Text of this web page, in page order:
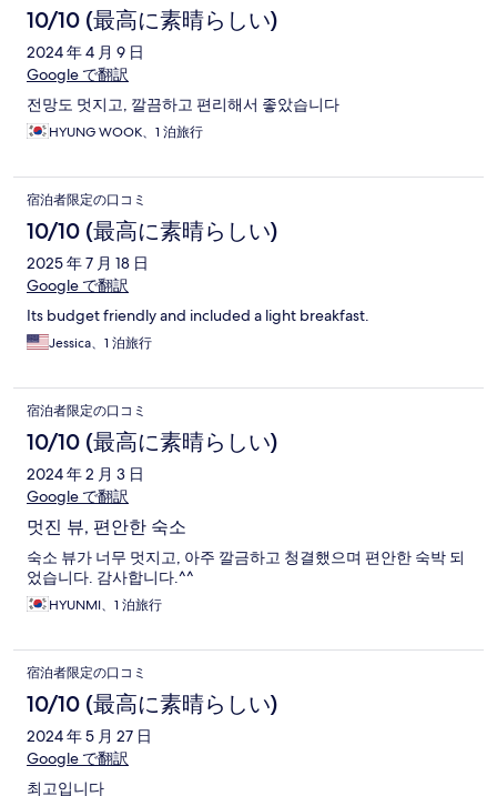
10/10 (最高に素晴らしい)
2024 年 4 月 9 日
Google で翻訳
전망도 멋지고, 깔끔하고 편리해서 좋았습니다
HYUNG WOOK、1 泊旅行
宿泊者限定の口コミ
10/10 (最高に素晴らしい)
2025 年 7 月 18 日
Google で翻訳
Its budget friendly and included a light breakfast.
Jessica、1 泊旅行
宿泊者限定の口コミ
10/10 (最高に素晴らしい)
2024 年 2 月 3 日
Google で翻訳
멋진 뷰, 편안한 숙소
숙소 뷰가 너무 멋지고, 아주 깔금하고 청결했으며 편안한 숙박 되
었습니다. 감사합니다.^^
HYUNMI、1 泊旅行
宿泊者限定の口コミ
10/10 (最高に素晴らしい)
2024 年 5 月 27 日
Google で翻訳
최고입니다